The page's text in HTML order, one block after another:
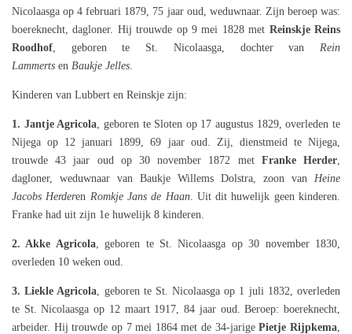
Nicolaasga op 4 februari 1879, 75 jaar oud, weduwnaar. Zijn beroep was:
boereknecht, dagloner. Hij trouwde op 9 mei 1828 met Reinskje Reins
Roodhof, geboren te St. Nicolaasga, dochter van
Rein
Lammerts en Baukje Jelles.
Kinderen van Lubbert en Reinskje zijn:
1. Jantje Agricola, geboren te Sloten op 17 augustus 1829, overleden te
Nijega op 12 januari 1899, 69 jaar oud. Zij, dienstmeid te Nijega,
trouwde 43 jaar oud op 30 november 1872 met Franke Herder,
dagloner, weduwnaar van Baukje Willems Dolstra, zoon van Heine
Jacobs Herderen Romkje Jans de Haan. Uit dit huwelijk geen kinderen.
Franke had uit zijn 1e huwelijk 8 kinderen.
2. Akke Agricola, geboren te St. Nicolaasga op 30 november 1830,
overleden 10 weken oud.
3. Liekle Agricola, geboren te St. Nicolaasga op 1 juli 1832, overleden
te St. Nicolaasga op 12 maart 1917, 84 jaar oud. Beroep: boereknecht,
arbeider. Hij trouwde op 7 mei 1864 met de 34-jarigePietje Rijpkema,